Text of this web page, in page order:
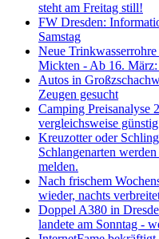
steht am Freitag still!
FW Dresden:
Samstag
Neue
Mickten - Ab 16. März:
Autos in
Zeugen gesucht
Camping Preisanalyse
vergleichsweise günstig
Kreuzotter oder
Schlangenarten
melden.
Nach frischem
wieder, nachts
Doppel A380 in
landete am Sonntag -